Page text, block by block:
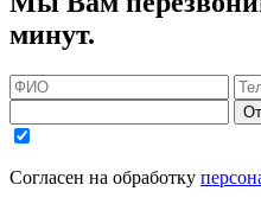
минут.
Согласен на обработку